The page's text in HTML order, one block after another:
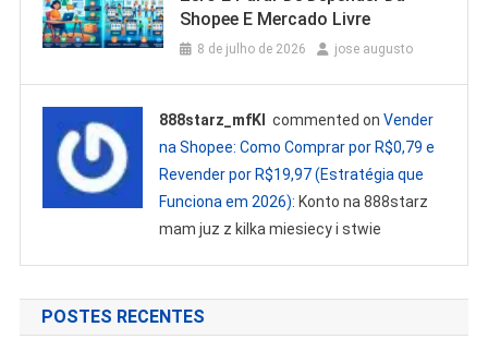
Shopee E Mercado Livre
8 de julho de 2026 jose augusto
888starz_mfKl commented onVender
na Shopee: Como Comprar por R$0,79 e
Revender por R$19,97 (Estratégia que
Funciona em 2026): Konto na 888starz
mam juz z kilka miesiecy i stwie
POSTES RECENTES